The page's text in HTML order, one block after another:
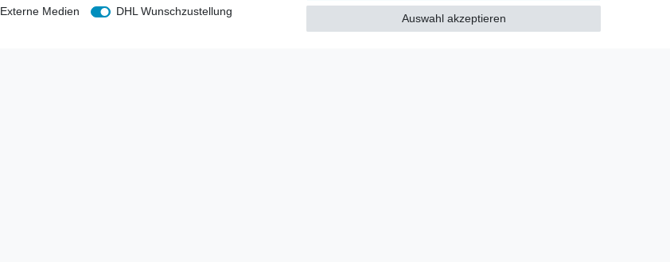
allgemein informiert werden?
Externe Medien
DHL Wunschzustellung
Auswahl akzeptieren